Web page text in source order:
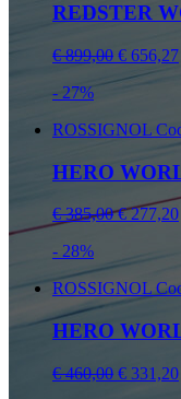
REDSTER
€ 899,00 € 656,27
- 27%
ROSSIGNOL
HERO
€ 385,00 € 277,20
- 28%
ROSSIGNOL
HERO
€ 460,00 € 331,20